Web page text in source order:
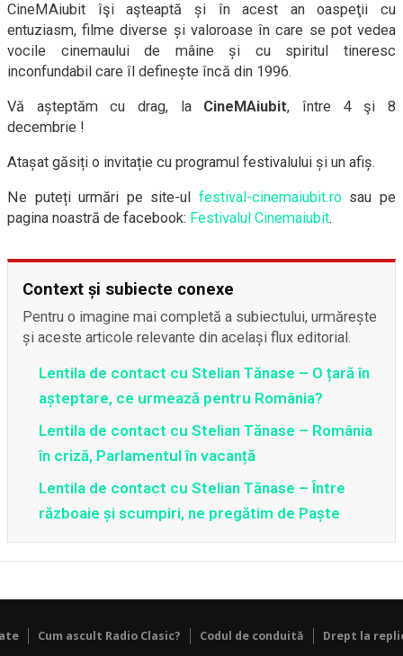
CineMAiubit îşi aşteaptă și în acest an oaspeţii cu
entuziasm, filme diverse și valoroase în care se pot vedea
vocile cinemaului de mâine și cu spiritul tineresc
inconfundabil care îl definește încă din 1996.
Vă așteptăm cu drag, la Cine MAiubit, între 4 şi 8
decembrie !
Atașat găsiți o invitație cu programul festivalului și un afiș.
Ne puteți urmări pe site-ul festival-cinemaiubit.rosau pe
pagina noastră de facebook: Festivalul Cinemaiubit.
Context și subiecte conexe
Pentru o imagine mai completă a subiectului, urmărește
și aceste articole relevante din același flux editorial.
Lentila de contact cu Stelian Tănase – O țară în
așteptare, ce urmează pentru România?
Lentila de contact cu Stelian Tănase – România
în criză, Parlamentul în vacanță
Lentila de contact cu Stelian Tănase – Între
războaie și scumpiri, ne pregătim de Paște
Cum ascult Radio Clasic? Codul de conduită Drept la